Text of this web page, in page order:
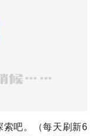
索吧。（每天刷新6